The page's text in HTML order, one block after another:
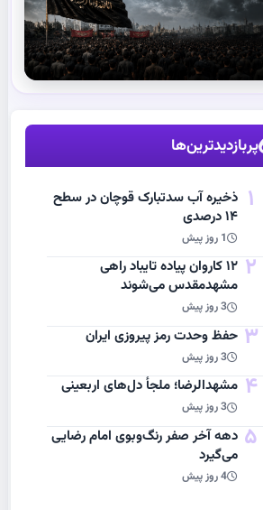
مشاهده اخبار
پربازدیدترین‌ها
1 ذخیره آب سدتبارک قوچان در سطح
۱۴ درصدی
1 روز پیش
2
۱۲ کاروان پیاده تایباد راهی
مشهدمقدس می‌شوند
3 روز پیش
3 حفظ وحدت رمز پیروزی ایران
3 روز پیش
4 مشهد‌الرضا؛ ملجأ دل‌های اربعینی
3 روز پیش
5 دهه آخر صفر رنگ‌وبوی امام رضایی
می‌گیرد
4 روز پیش